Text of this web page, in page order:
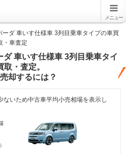
メニュー
ダ 車いす仕様車 3列目乗車タイプの車買
・車査定
ダ 車いす仕様車 3列目乗車タイ
取・査定。
却するには？
ないため中古車平均小売相場を表示し